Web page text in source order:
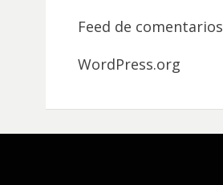
Feed de comentarios
WordPress.org